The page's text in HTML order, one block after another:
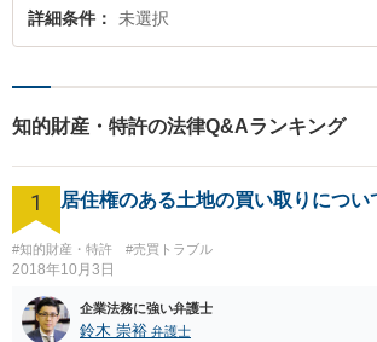
詳細条件 未選択
知的財産・特許の法律Q&Aランキング
1 居住権のある土地の買い取りについ
#知的財産・特許 #売買トラブル
2018年10月3日
企業法務に強い弁護士
鈴木 崇裕 弁護士